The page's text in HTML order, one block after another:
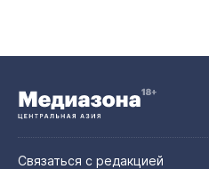
Связаться с редакцией